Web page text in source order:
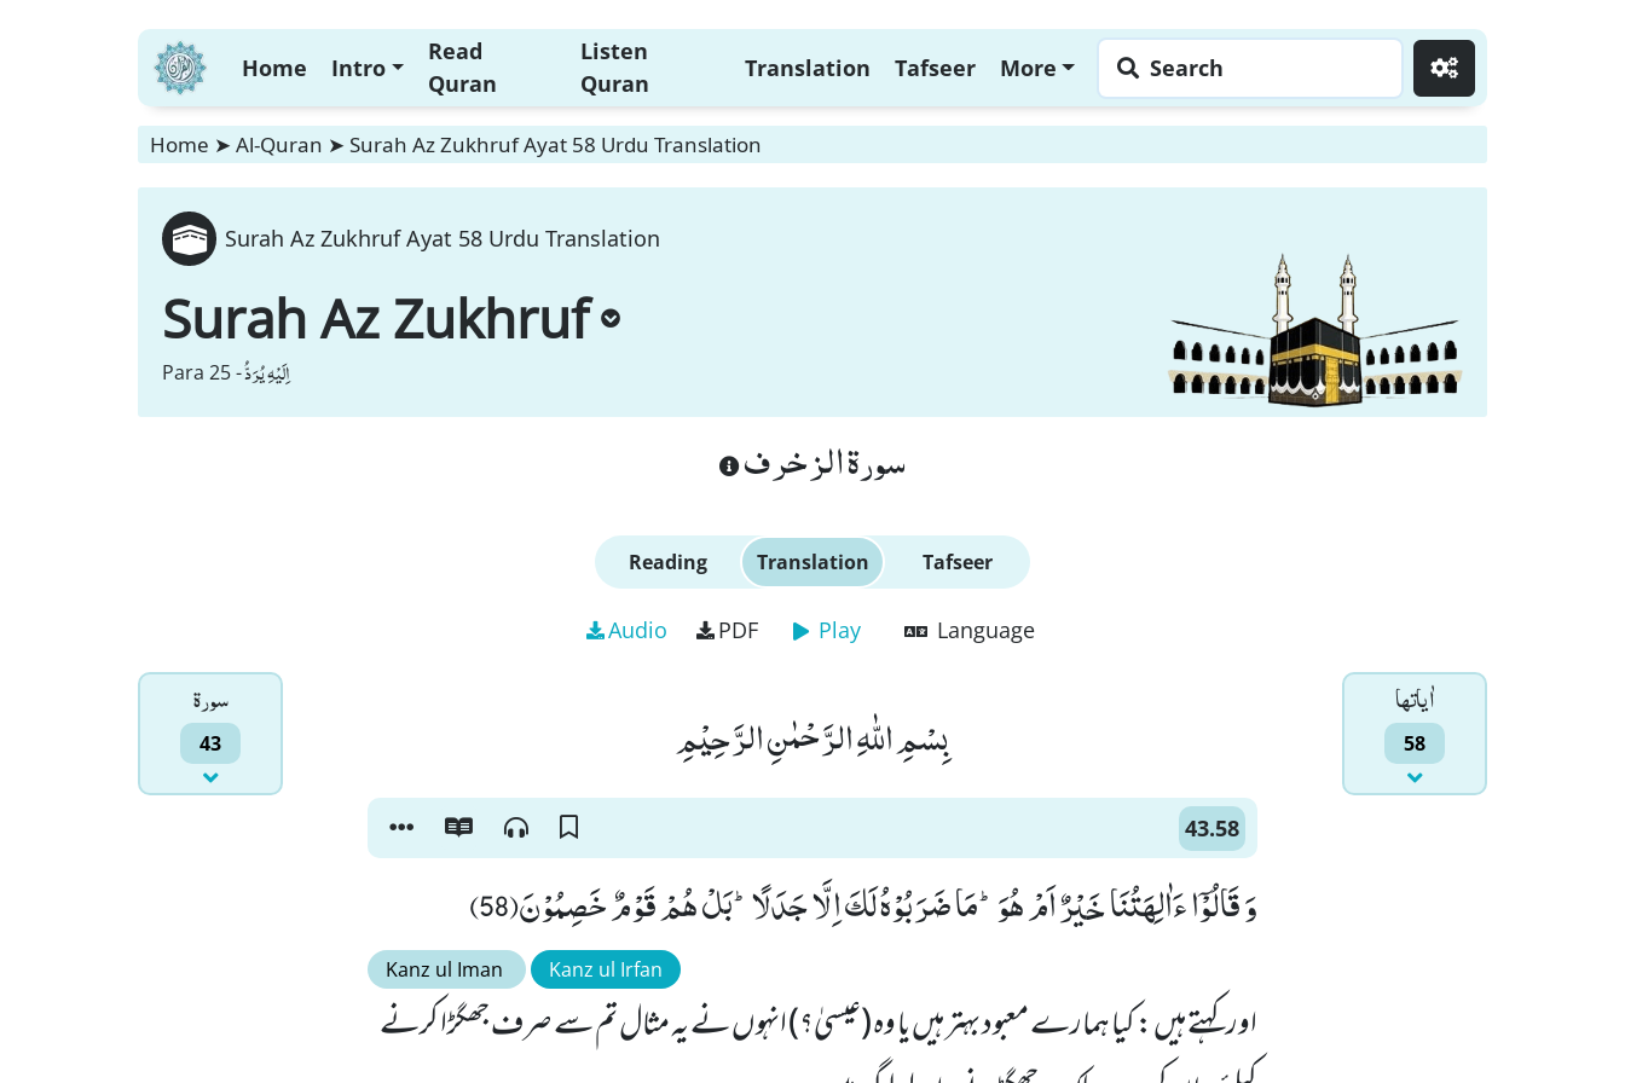
Home Intro
Read
Quran
Listen
Quran
Translation Tafseer More Search
Home ➤ Al-Quran ➤ Surah Az Zukhruf Ayat 58 Urdu Translation
Surah Az Zukhruf Ayat 58 Urdu Translation
Surah Az Zukhruf
Para 25 -اِلَیْهِ یُرَدُّ
سورة الزخرف
Reading Translation Tafseer
Audio PDF Play Language
سورۃ
43
اٰياتها
58 بِسْمِ اللّٰهِ الرَّحْمٰنِ الرَّحِیْمِ
43.58
وَ قَالُوْۤا ءَاٰلِهَتُنَا خَیْرٌ اَمْ هُوَؕ-مَا ضَرَبُوْهُ لَكَ اِلَّا جَدَلًاؕ-بَلْ هُمْ قَوْمٌ خَصِمُوْنَ(58)
Kanz ul Iman Kanz ul Irfan
اور کہتے ہیں : کیا ہمارے معبود بہتر ہیں یا وہ (عیسیٰ؟) انہوں نے یہ مثال تم سے صرف جھگڑا کرنے